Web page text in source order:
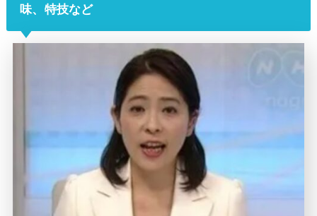
味、特技など